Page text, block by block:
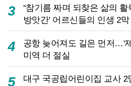
3
“참기름 짜며 되찾은 삶의
방앗간’ 어르신들의 인생 2막
4
공항 늦어져도 길은 먼저…‘
미역 더 절실
5
대구 국공립어린이집 교사